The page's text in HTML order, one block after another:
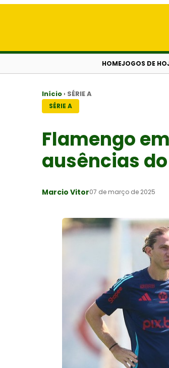
HOMEJOGOS DE
Início › SÉRIE A
SÉRIE A
Flamengo
ausências
Marcio Vitor07 de março de 2025